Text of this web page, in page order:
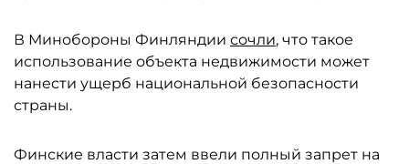
В Минобороны Финляндии сочли, что такое
использование объекта недвижимости может
нанести ущерб национальной безопасности
страны.
Финские власти затем ввели полный запрет на